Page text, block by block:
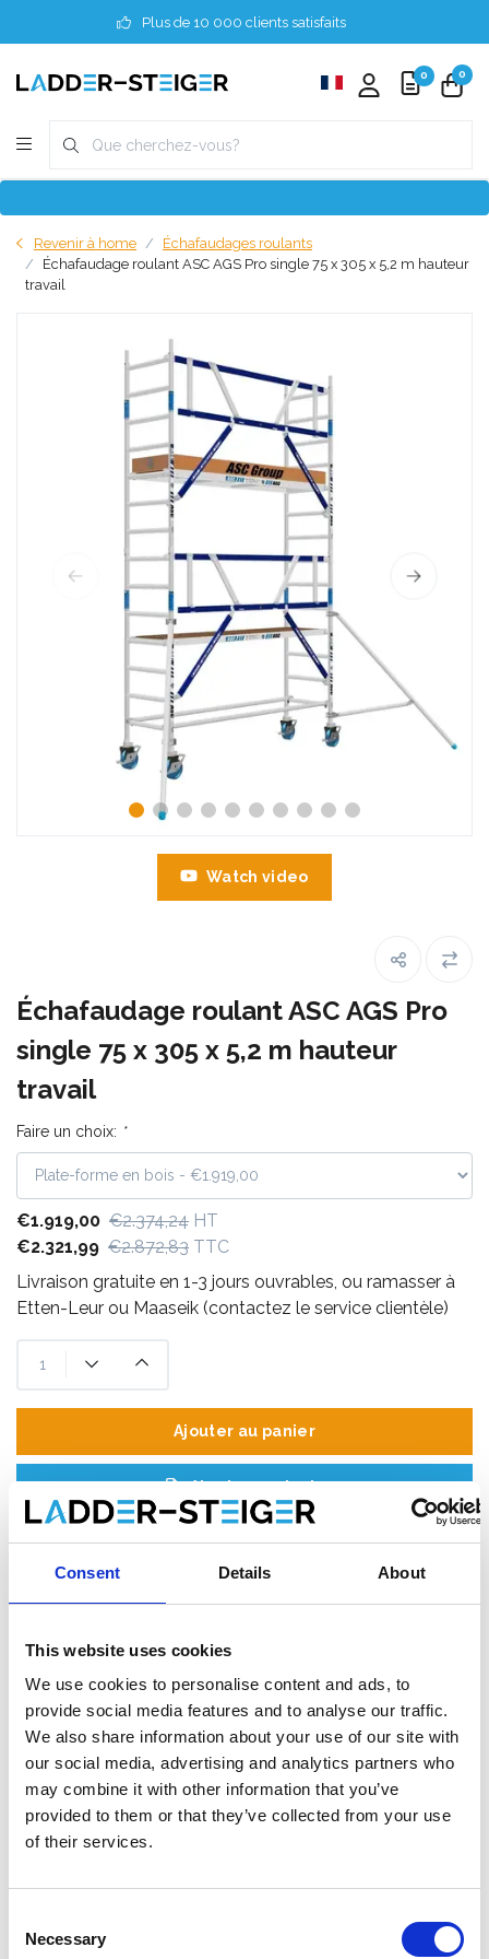
Consent Details About
This website uses cookies
We use cookies to personalise content and ads, to
provide social media features and to analyse our traffic.
We also share information about your use of our site with
our social media, advertising and analytics partners who
may combine it with other information that you’ve
provided to them or that they’ve collected from your use
of their services.
Selection
Necessary
Plus de 10 000 clients satisfaits
0 0
Revenir à home
Échafaudages roulants
Échafaudage roulant ASC AGS Pro single 75 x 305 x 5,2 m hauteur
travail
Watch video
Échafaudage roulant ASC AGS Pro
single 75 x 305 x 5,2 m hauteur
travail
Faire un choix: *
€1.919,00 €2.374,24 HT
€2.321,99 €2.872,83 TTC
Livraison gratuite en 1-3 jours ouvrables, ou ramasser à
Etten-Leur ou Maaseik (contactez le service clientèle)
Ajouter au panier
Ajouter au devis
Enregistrer comme favori
Informations sur le produit Produits similaires
Description
L'échafaudage roulant ASC AGS (Advantaged Guardrail
System)répond à la nouvelle norme. Depuis le 1er janvier 2018,
il est obligatoire de toujours disposer d'une main courante